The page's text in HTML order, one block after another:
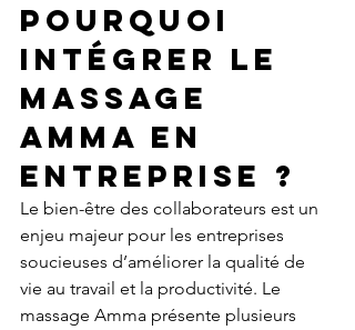
Pourquoi
intégrer le
massage
Amma en
entreprise ?
Le bien-être des collaborateurs est un
enjeu majeur pour les entreprises
soucieuses d’améliorer la qualité de
vie au travail et la productivité. Le
massage Amma présente plusieurs